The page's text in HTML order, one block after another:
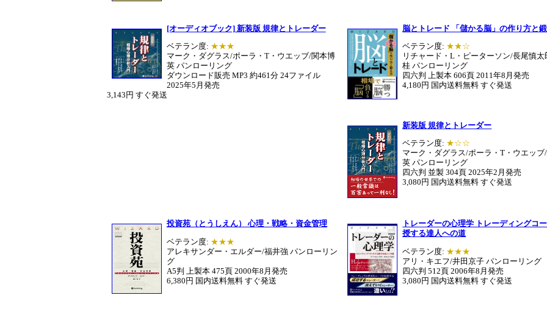
[オーディオブック] 新装版 規律とトレーダー
ベテラン度: ★★★
マーク・ダグラス/ポーラ・T・ウエッブ/関本博
英 パンローリング
ダウンロード販売 MP3 約461分 24ファイル
2025年5月発売
3,143円 すぐ発送
脳とトレード 「儲かる脳」の作り方と
ベテラン度: ★★☆
リチャード・L・ピーターソン/長尾慎太
桂 パンローリング
四六判 上製本 606頁 2011年8月発売
4,180円 国内送料無料 すぐ発送
新装版 規律とトレーダー
ベテラン度: ★☆☆
マーク・ダグラス/ポーラ・T・ウエッブ
英 パンローリング
四六判 並製 304頁 2025年2月発売
3,080円 国内送料無料 すぐ発送
投資苑（とうしえん） 心理・戦略・資金管理
ベテラン度: ★★★
アレキサンダー・エルダー/福井強 パンローリン
グ
A5判 上製本 475頁 2000年8月発売
6,380円 国内送料無料 すぐ発送
トレーダーの心理学 トレーディングコ
授する達人への道
ベテラン度: ★★★
アリ・キエフ/井田京子 パンローリング
四六判 512頁 2006年8月発売
3,080円 国内送料無料 すぐ発送